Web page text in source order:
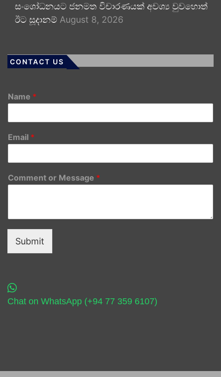
සංශෝධනයට ජනමත විචාරණයක් අවශ්‍ය වුවහොත්
ඊට සූදානම් August 8, 2026
CONTACT US
Name *
Email *
Comment or Message *
Submit
Chat on WhatsApp (+94 77 359 6107)